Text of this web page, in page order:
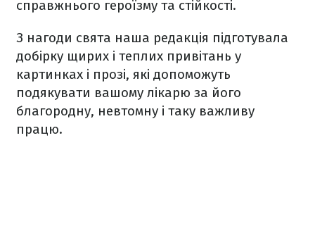
справжнього героїзму та стійкості.
З нагоди свята наша редакція підготувала
добірку щирих і теплих привітань у
картинках і прозі, які допоможуть
подякувати вашому лікарю за його
благородну, невтомну і таку важливу
працю.